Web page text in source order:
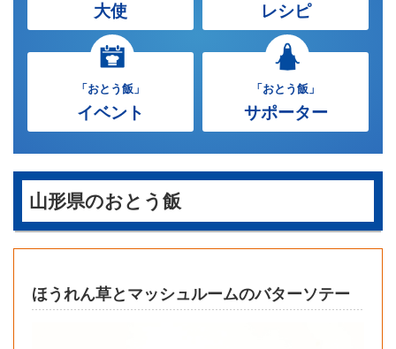
大使 レシピ
「おとう飯」
イベント
「おとう飯」
サポーター
山形県のおとう飯
ほうれん草とマッシュルームのバターソテー